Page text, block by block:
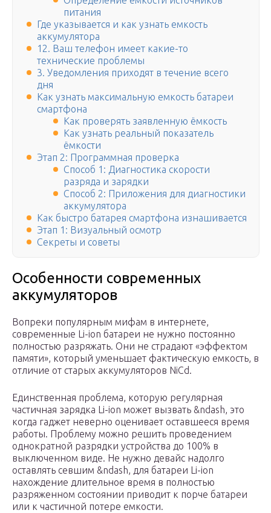
питания
Где указывается и как узнать емкость
аккумулятора
12. Ваш телефон имеет какие-то
технические проблемы
3. Уведомления приходят в течение всего
дня
Как узнать максимальную емкость батареи
смартфона
Как проверять заявленную ёмкость
Как узнать реальный показатель
ёмкости
Этап 2: Программная проверка
Способ 1: Диагностика скорости
разряда и зарядки
Способ 2: Приложения для диагностики
аккумулятора
Как быстро батарея смартфона изнашивается
Этап 1: Визуальный осмотр
Секреты и советы
Особенности современных
аккумуляторов
Вопреки популярным мифам в интернете,
современные Li-ion батареи не нужно постоянно
полностью разряжать. Они не страдают «эффектом
памяти», который уменьшает фактическую емкость, в
отличие от старых аккумуляторов NiCd.
Единственная проблема, которую регулярная
частичная зарядка Li-ion может вызвать &ndash, это
когда гаджет неверно оценивает оставшееся время
работы. Проблему можно решить проведением
однократной разрядки устройства до 100% в
выключенном виде. Не нужно девайс надолго
оставлять севшим &ndash, для батареи Li-ion
нахождение длительное время в полностью
разряженном состоянии приводит к порче батареи
или к частичной потере емкости.